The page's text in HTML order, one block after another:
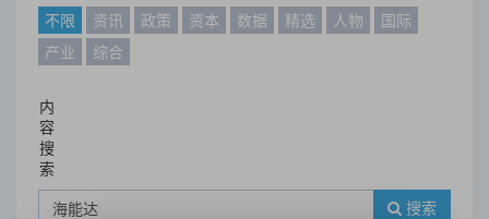
不限
资讯 政策 资本 数据 精选 人物
国际
产业
综合
内
容
搜
索
搜索